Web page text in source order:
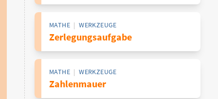
MATHE | WERKZEUGE
Zerlegungsaufgabe
MATHE | WERKZEUGE
Zahlenmauer